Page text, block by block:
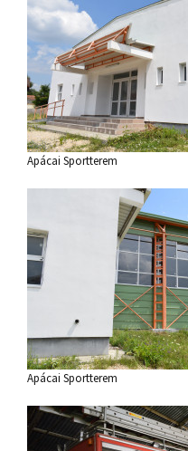
Apácai Sportterem
Apácai Sportterem